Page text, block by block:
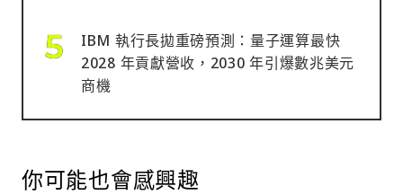
IBM 執行長拋重磅預測：量子運算最快
2028 年貢獻營收，2030 年引爆數兆美元
商機
你可能也會感興趣